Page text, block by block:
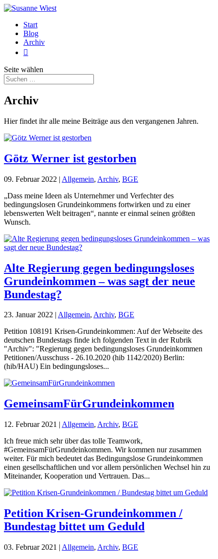
Start
Blog
Archiv

Seite wählen
Archiv
Hier findet ihr alle meine Beiträge aus den vergangenen Jahren.
Götz Werner ist gestorben
09. Februar 2022 | Allgemein, Archiv, BGE
„Dass meine Ideen als Unternehmer und Verfechter des
bedingungslosen Grundeinkommens fortwirken und zu einer
lebenswerten Welt beitragen“, nannte er einmal seinen größten
Wunsch.
Alte Regierung gegen bedingungsloses
Grundeinkommen – was sagt der neue
Bundestag?
23. Januar 2022 | Allgemein, Archiv, BGE
Petition 108191 Krisen-Grundeinkommen: Auf der Webseite des
deutschen Bundestags finde ich folgenden Text in der Rubrik
"Archiv": "Regierung gegen bedingungsloses Grundeinkommen
Petitionen/Ausschuss - 26.10.2020 (hib 1142/2020) Berlin:
(hib/HAU) Ein bedingungsloses...
GemeinsamFürGrundeinkommen
12. Februar 2021 | Allgemein, Archiv, BGE
Ich freue mich sehr über das tolle Teamwork,
#GemeinsamFürGrundeinkommen. Wir kommen nur zusammen
weiter. Für mich bedeutet das Bedingungslose Grundeinkommen
einen gesellschaftlichen und vor allem persönlichen Wechsel hin zu
Miteinander, Kooperation und Vertrauen. Das...
Petition Krisen-Grundeinkommen /
Bundestag bittet um Geduld
03. Februar 2021 | Allgemein, Archiv, BGE